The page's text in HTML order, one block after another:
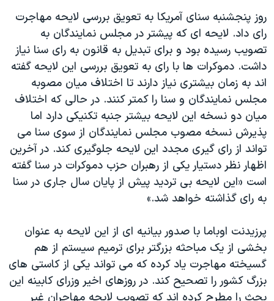
اصلی
جهش
به
جستجو
ورزشی
گزیده‌ها
ویژه برنامه‌ها
ویدیوها
فرهنگ و زندگی
حقوق شهروندی
اقتصادی
علم و فناوری
اسرائیل در جنگ
گالری عکس
آرشیو پخش زنده
صفحه‌های ویژه
جام جهانی ۲۰۲۶
عملیات خشم حماسی
بایگانی برنامه‌های تلویزیونی
مستندها
انتخابات ریاست جمهوری آمریکا ۲۰۲۴
حمله جمهوری اسلامی به اسرائیل
رمز مهسا
ورزش زنان در ایران
اعتراضات زن، زندگی، آزادی
مجموعه مستندهای دادخواهی
تریبونال مردمی آبان ۹۸
دادگاه حمید نوری
فرکانس‌های صدای آمریکا
پخش رادیویی
یادگیری زبان انگلیسی
دنبال کنید
زبانهای مختلف
روز پنجشنبه سنای آمریکا به تعویق بررسی لایحه مهاجرت
رای داد. لایحه ای که پیشتر در مجلس نمایندگان به
تصویب رسیده بود و برای تبدیل به قانون به رای سنا نیاز
داشت. دموکرات ها با رای به تعویق بررسی این لایحه گفته
اند به زمان بیشتری نیاز دارند تا اختلاف میان مصوبه
مجلس نمایندگان و سنا را کمتر کنند. در حالی که اختلاف
میان دو نسخه این لایحه بیشتر جنبه تکنیکی دارد اما
پذیرش نسخه مصوب مجلس نمایندگان از سوی سنا می
تواند از رای گیری مجدد این لایحه جلوگیری کند. در آخرین
اظهار نظر دستیار یکی از رهبران حزب دموکرات در سنا گفته
است «این لایحه بی تردید پیش از پایان سال جاری در سنا
به رای گذاشته خواهد شد.»
پرزیدنت اوباما با صدور بیانیه ای از این لایحه به عنوان
بخشی از یک مباحثه بزرگتر برای ترمیم سیستم از هم
گسیخته مهاجرت یاد کرده که می تواند یکی از کاستی های
بزرگ کشور را تصحیح کند. در روزهای اخیر وزرای کابینه این
بحث را مطرح کرده اند که تصویب لایحه مهاجران غیر